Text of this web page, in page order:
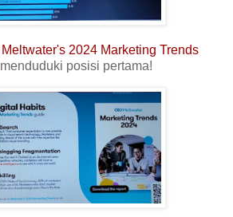
Meltwater's 2024 Marketing Trends
menduduki posisi pertama!